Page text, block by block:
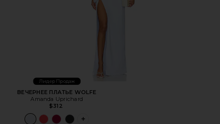
Лидер Продаж
ВЕЧЕРНЕЕ ПЛАТЬЕ WOLFE
Amanda Uprichard
$312
PLUS ICON TO SEE MORE OPTIONS